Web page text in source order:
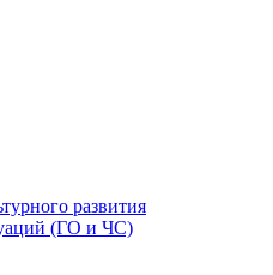
развития
(ГО и ЧС)